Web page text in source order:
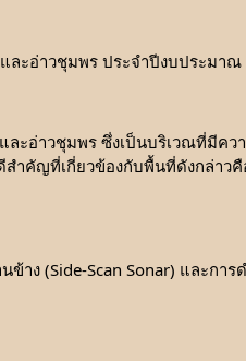
ละอ่าวชุมพร ประจำปีงบประมาณ
ะอ่าวชุมพร ซึ่งเป็นบริเวณที่มี
คัญที่เกี่ยวข้องกับพื้นที่ดังกล่าว
าง (Side-Scan Sonar) และก